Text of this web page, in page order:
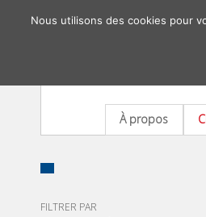
À propos
FILTRER PAR
Nous utilisons des cookies pour